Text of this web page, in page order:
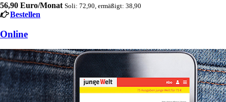
56,90 Euro/Monat Soli: 72,90, ermäßigt: 38,90
Bestellen
Online